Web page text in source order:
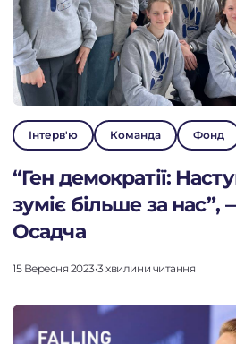
Інтерв'ю Команда Фонд
“Ген демократії:
зуміє більше за нас”,
Осадча
15 Вересня 2023•3 хвилини читання